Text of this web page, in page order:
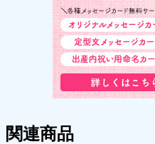
関連商品